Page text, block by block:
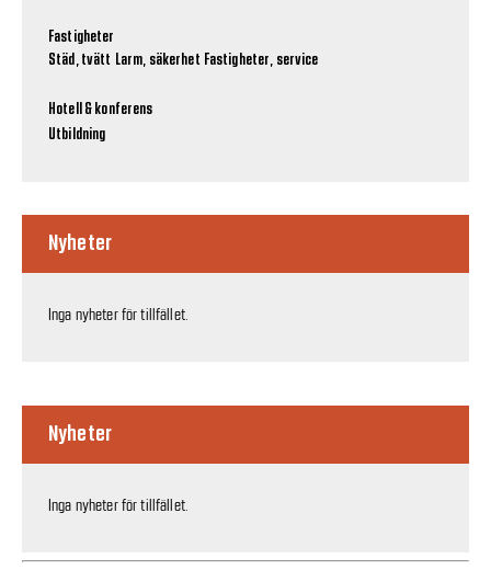
Fastigheter
Städ, tvätt Larm, säkerhet Fastigheter, service
Hotell & konferens
Utbildning
Nyheter
Inga nyheter för tillfället.
Nyheter
Inga nyheter för tillfället.